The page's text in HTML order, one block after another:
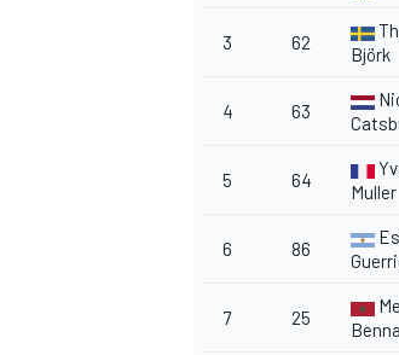
ENDURANCE/GT
3 62
Björk
4 63
5 64
Muller
6 86
7 25